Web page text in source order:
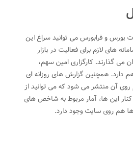
بورس و فرابورس می توانید سراغ این
های لازم برای فعالیت در بازار
می گذارند. کارگزاری امین سهم،
دارد. همچنین گزارش های روزانه ای
روی آن منتشر می شود که می توانید از
این ها، آمار مربوط به شاخص های
هم روی سایت وجود دارد.